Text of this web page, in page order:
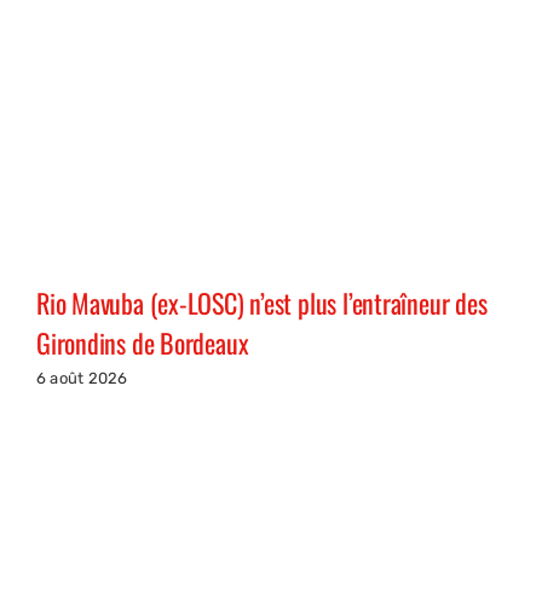
Rio Mavuba (ex-LOSC) n’est plus l’entraîneur des
Girondins de Bordeaux
6 août 2026